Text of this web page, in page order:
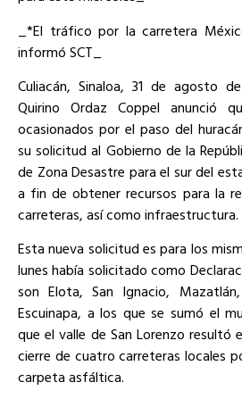
_*El tráfico por la carretera
informó SCT_
Culiacán, Sinaloa, 31 de agosto
Quirino Ordaz Coppel anunció
ocasionados por el paso del
su solicitud al Gobierno de la
de Zona Desastre para el sur del
a fin de obtener recursos para la
carreteras, así como infraestructura.
Esta nueva solicitud es para los
lunes había solicitado como
son Elota, San Ignacio,
Escuinapa, a los que se sumó el
que el valle de San Lorenzo
cierre de cuatro carreteras locales
carpeta asfáltica.